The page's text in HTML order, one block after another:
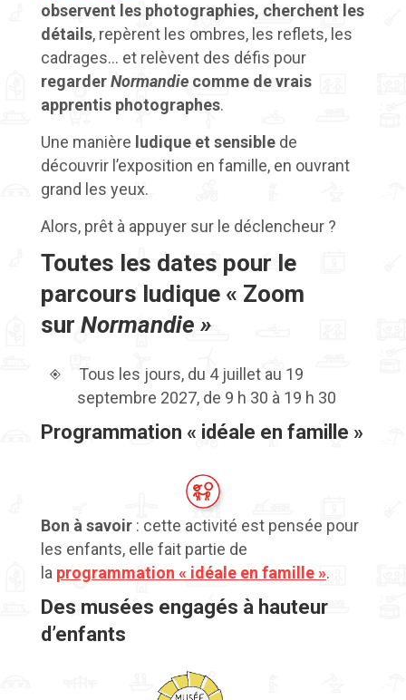
observent les photographies, cherchent les
détails, repèrent les ombres, les reflets, les
cadrages… et relèvent des défis pour
regarderNormandie comme de vrais
apprentis photographes.
Une manière ludique et sensible de
découvrir l’exposition en famille, en ouvrant
grand les yeux.
Alors, prêt à appuyer sur le déclencheur ?
Toutes les dates pour le
parcours ludique « Zoom
sur Normandie »
Tous les jours, du 4 juillet au 19
septembre 2027, de 9 h 30 à 19 h 30
Programmation « idéale en famille »
Bon à savoir : cette activité est pensée pour
les enfants, elle fait partie de
la programmation « idéale en famille ».
Des musées engagés à hauteur
d’enfants